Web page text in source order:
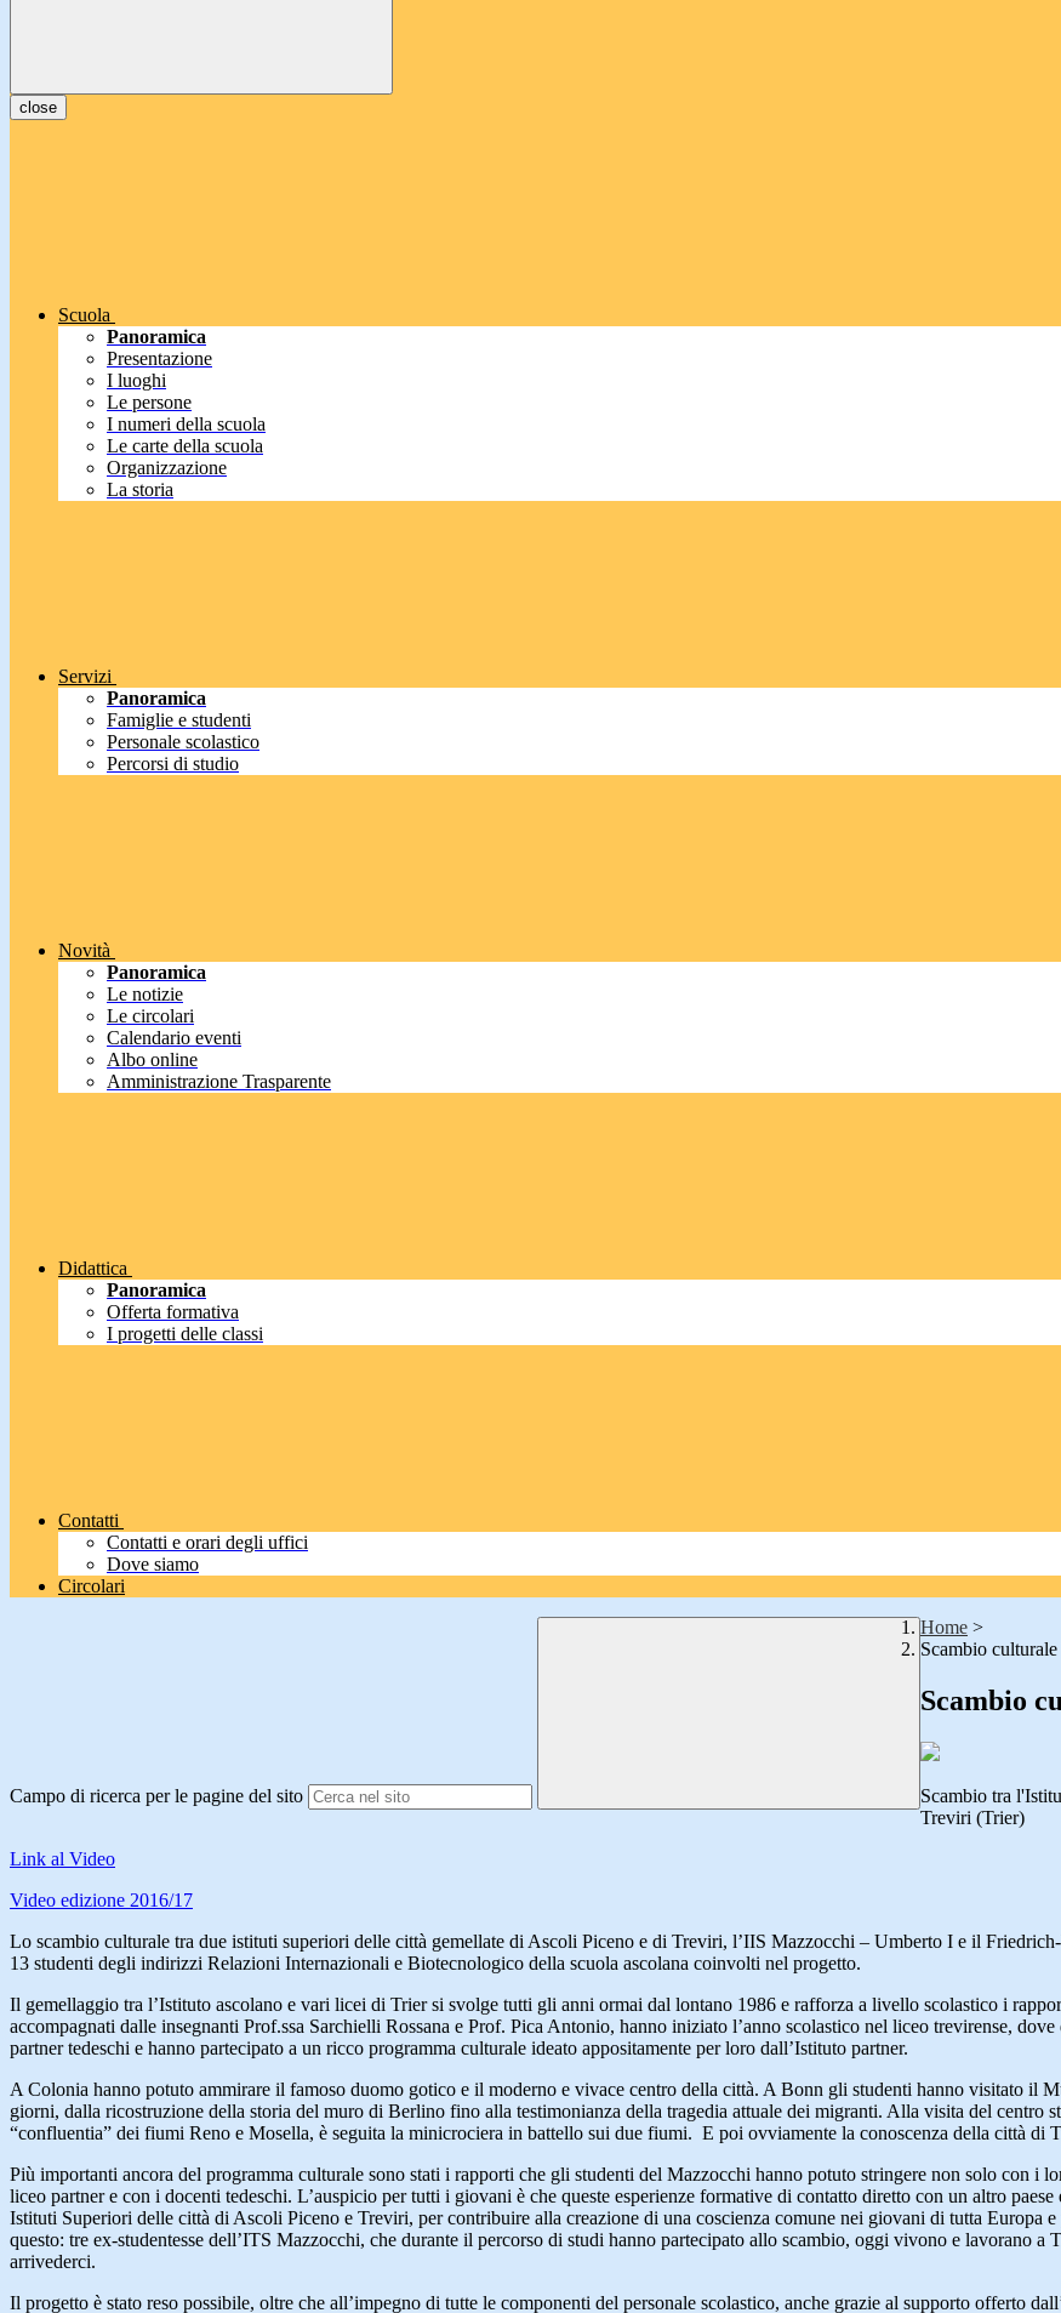
close
Scuola
Panoramica
Presentazione
I luoghi
Le persone
I numeri della scuola
Le carte della scuola
Organizzazione
La storia
Servizi
Panoramica
Famiglie e studenti
Personale scolastico
Percorsi di studio
Novità
Panoramica
Le notizie
Le circolari
Calendario eventi
Albo online
Amministrazione Trasparente
Didattica
Panoramica
Offerta formativa
I progetti delle classi
Contatti
Contatti e orari degli uffici
Dove siamo
Circolari
Campo di ricerca per le pagine del sito
Home >
Scambio
Scambio
Scambio tra
Treviri (Trier)
Link al Video
Video edizione 2016/17
Lo scambio culturale tra due istituti superiori delle città gemellate di Ascoli Piceno e di Treviri, l’IIS Mazzocchi – Umberto I e il
13 studenti degli indirizzi Relazioni Internazionali e Biotecnologico della scuola ascolana coinvolti nel progetto.
Il gemellaggio tra l’Istituto ascolano e vari licei di Trier si svolge tutti gli anni ormai dal lontano 1986 e rafforza a livello scolastico i
accompagnati dalle insegnanti Prof.ssa Sarchielli Rossana e Prof. Pica Antonio, hanno iniziato l’anno scolastico nel liceo trevirense,
partner tedeschi e hanno partecipato a un ricco programma culturale ideato appositamente per loro dall’Istituto partner.
A Colonia hanno potuto ammirare il famoso duomo gotico e il moderno e vivace centro della città. A Bonn gli studenti hanno visitato il
giorni, dalla ricostruzione della storia del muro di Berlino fino alla testimonianza della tragedia attuale dei migranti. Alla visita del centro
“confluentia” dei fiumi Reno e Mosella, è seguita la minicrociera in battello sui due fiumi. E poi ovviamente la conoscenza della città di
Più importanti ancora del programma culturale sono stati i rapporti che gli studenti del Mazzocchi hanno potuto stringere non solo con i
liceo partner e con i docenti tedeschi. L’auspicio per tutti i giovani è che queste esperienze formative di contatto diretto con un altro
Istituti Superiori delle città di Ascoli Piceno e Treviri, per contribuire alla creazione di una coscienza comune nei giovani di tutta Europa
questo: tre ex-studentesse dell’ITS Mazzocchi, che durante il percorso di studi hanno partecipato allo scambio, oggi vivono e lavorano
arrivederci.
Il progetto è stato reso possibile, oltre che all’impegno di tutte le componenti del personale scolastico, anche grazie al supporto offerto